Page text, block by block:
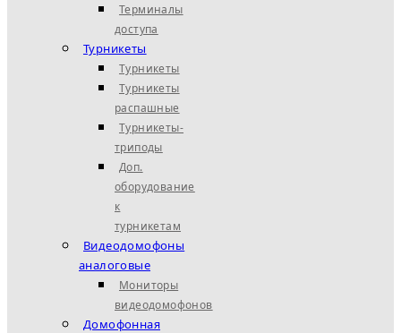
Терминалы
доступа
Турникеты
Турникеты
Турникеты
распашные
Турникеты-
триподы
Доп.
оборудование
к
турникетам
Видеодомофоны
аналоговые
Мониторы
видеодомофонов
Домофонная